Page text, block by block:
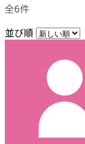
全6件
並び順